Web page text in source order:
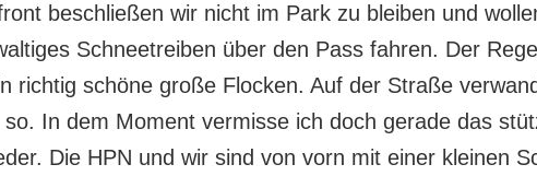
beschließen wir nicht im Park zu bleiben und
Schneetreiben über den Pass fahren. Der
richtig schöne große Flocken. Auf der Straße
In dem Moment vermisse ich doch gerade das
Die HPN und wir sind von vorn mit einer kleinen